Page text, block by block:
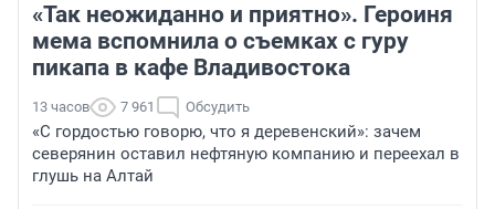
«Так неожиданно и приятно». Героиня
мема вспомнила о съемках с гуру
пикапа в кафе Владивостока
13 часов 7 961 Обсудить
«С гордостью говорю, что я деревенский»: зачем
северянин оставил нефтяную компанию и переехал в
глушь на Алтай